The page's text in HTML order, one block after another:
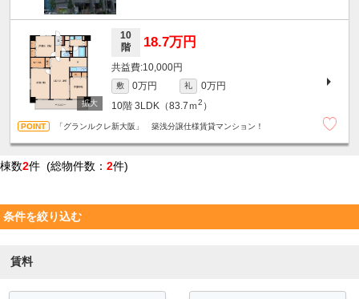
10
階
18.7万円
10,000円
敷 0万円 礼
0万円
10階 3LDK（83.7ｍ2 ）
「グランルクレ新大阪」 築浅分譲仕様賃貸マンション！
棟数2件 (総物件数： 2件)
条件を絞り込む
賃料